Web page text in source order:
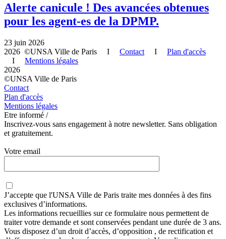
Alerte canicule ! Des avancées obtenues
pour les agent-es de la DPMP.
23 juin 2026
2026 ©UNSA Ville de Paris I Contact I Plan d'accès
I Mentions légales
2026
©UNSA Ville de Paris
Contact
Plan d'accès
Mentions légales
Etre informé /
Inscrivez-vous sans engagement à notre newsletter. Sans obligation
et gratuitement.
Votre email
J’accepte que l'UNSA Ville de Paris traite mes données à des fins
exclusives d’informations.
Les informations recueillies sur ce formulaire nous permettent de
traiter votre demande et sont conservées pendant une durée de 3 ans.
Vous disposez d’un droit d’accès, d’opposition , de rectification et